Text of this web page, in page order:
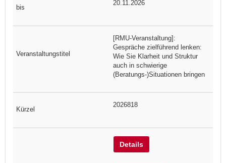
20.11.2026
[RMU-Veranstaltung]:
Gespräche zielführend lenken:
Wie Sie Klarheit und Struktur
auch in schwierige
(Beratungs-)Situationen bringen
2026818
Details